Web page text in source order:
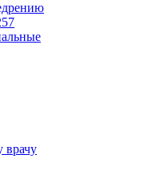
врачу